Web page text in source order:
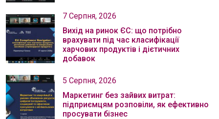
7 Серпня, 2026
Вихід на ринок ЄС: що потрібно
врахувати під час класифікації
харчових продуктів і дієтичних
добавок
5 Серпня, 2026
Маркетинг без зайвих витрат:
підприємцям розповіли, як ефективно
просувати бізнес